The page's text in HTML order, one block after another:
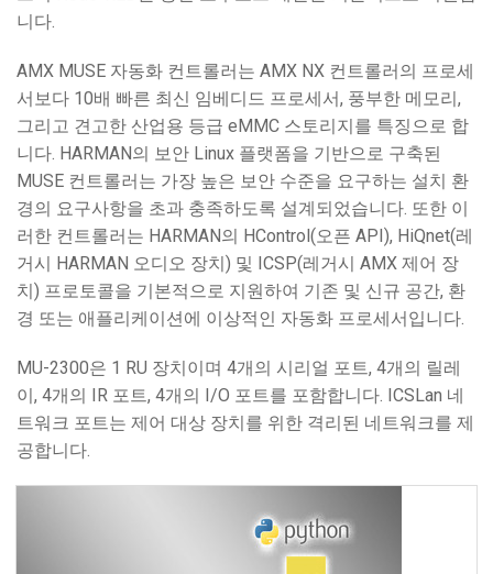
니다.
AMX MUSE 자동화 컨트롤러는 AMX NX 컨트롤러의 프로세
서보다 10배 빠른 최신 임베디드 프로세서, 풍부한 메모리,
그리고 견고한 산업용 등급 eMMC 스토리지를 특징으로 합
니다. HARMAN의 보안 Linux 플랫폼을 기반으로 구축된
MUSE 컨트롤러는 가장 높은 보안 수준을 요구하는 설치 환
경의 요구사항을 초과 충족하도록 설계되었습니다. 또한 이
러한 컨트롤러는 HARMAN의 HControl(오픈 API), HiQnet(레
거시 HARMAN 오디오 장치) 및 ICSP(레거시 AMX 제어 장
치) 프로토콜을 기본적으로 지원하여 기존 및 신규 공간, 환
경 또는 애플리케이션에 이상적인 자동화 프로세서입니다.
MU-2300은 1 RU 장치이며 4개의 시리얼 포트, 4개의 릴레
이, 4개의 IR 포트, 4개의 I/O 포트를 포함합니다. ICSLan 네
트워크 포트는 제어 대상 장치를 위한 격리된 네트워크를 제
공합니다.